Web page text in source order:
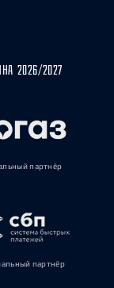
2026/2027
партнёр
партнёр